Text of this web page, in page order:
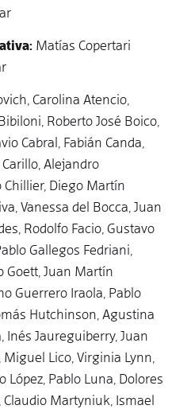
Matías Copertari
Carolina Atencio,
Roberto José Boico,
Cabral, Fabián Canda,
Alejandro
Diego Martín
Vanessa del Bocca, Juan
Rodolfo Facio, Gustavo
Gallegos Fedriani,
Goett, Juan Martín
Guerrero Iraola, Pablo
Hutchinson, Agustina
Inés Jaureguiberry, Juan
Lico, Virginia Lynn,
López, Pablo Luna, Dolores
Martyniuk, Ismael